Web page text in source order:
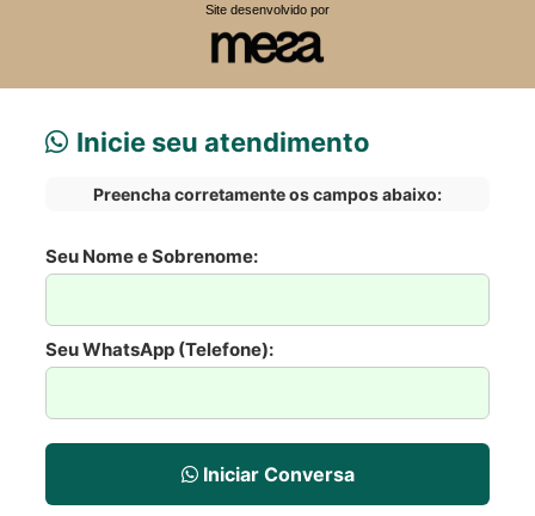
Site desenvolvido por
Inicie seu atendimento
Preencha corretamente os campos abaixo:
Seu Nome e Sobrenome:
Seu WhatsApp (Telefone):
Iniciar Conversa